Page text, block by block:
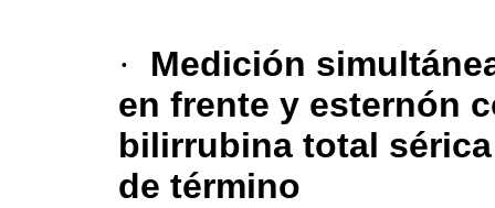
·
Medición
en frente y esternón
bilirrubina total
de término